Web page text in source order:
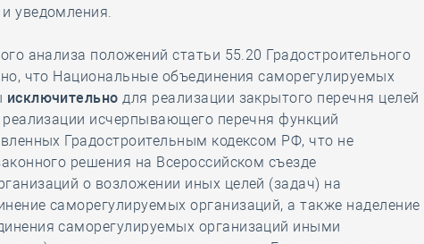
уведомления.
анализа положений статьи 55.20 Градостроительного
что Национальные объединения саморегулируемых
исключительно для реализации закрытого перечня целей
исчерпывающего перечня функций
Градостроительным кодексом РФ, что не
решения на Всероссийском съезде
о возложении иных целей (задач) на
саморегулируемых организаций, а также наделение
саморегулируемых организаций иными